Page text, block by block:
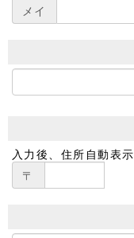
メイ
入力後、住所自動表示
〒